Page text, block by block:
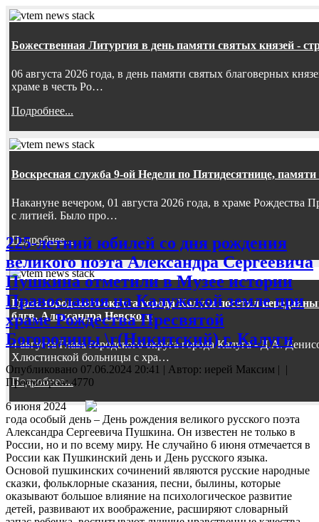
Божественная Литургия в день памяти святых князей -
06 августа 2026 года, в день памяти святых благоверных
храме в честь Ро…
Подробнее...
Воскресная служба 9-ой Недели по Пятидесятнице,
Накануне вечером, 01 августа 2026 года, в храме
с литией. Было про…
Подробнее...
Глава городского округа города Калуги посетил
блгв. Александра Невского
4 августа Глава городского округа города Калуга - Д.А.
Хлюстинской больницы с хра…
Подробнее...
225-летний юбилей со дня рождения
великого поэта Александра Сергеевича
Пушкина отметили в Музее истории
Православия на Калужской земле при
храме Рождества Пресвятой
Богородицы \r(Никитский) г. Калуги
Опубликовано 07.06.2024 20:41 | Автор: иерей Максим | |
Просмотров: 4770
6 июня 2024
года особый день – День рождения великого русского поэта
Александра Сергеевича Пушкина. Он известен не только в
России, но и по всему миру. Не случайно 6 июня отмечается в
России как Пушкинский день и День русского языка.
Основой пушкинских сочинений являются русские народные
сказки, фольклорные сказания, песни, былины, которые
оказывают большое влияние на психологическое развитие
детей, развивают их воображение, расширяют словарный